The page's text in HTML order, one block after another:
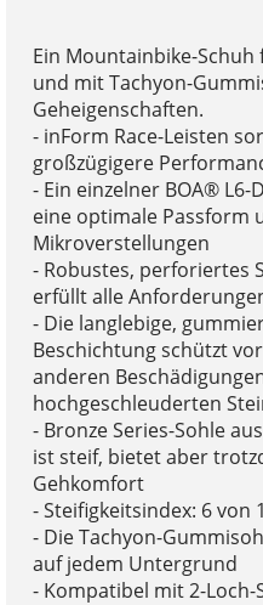
Ein Mountainbike-
und mit Tachyon-
Geheigenschaften.
- inForm Race-Leisten
großzügigere
- Ein einzelner BOA®
eine optimale Passform
Mikroverstellungen
- Robustes, perforiertes
erfüllt alle
- Die langlebige,
Beschichtung schützt
anderen
hochgeschleuderten
- Bronze Series-Sohle
ist steif, bietet aber
Gehkomfort
- Steifigkeitsindex: 6 von
- Die Tachyon-
auf jedem Untergrund
- Kompatibel mit 2-Loch-